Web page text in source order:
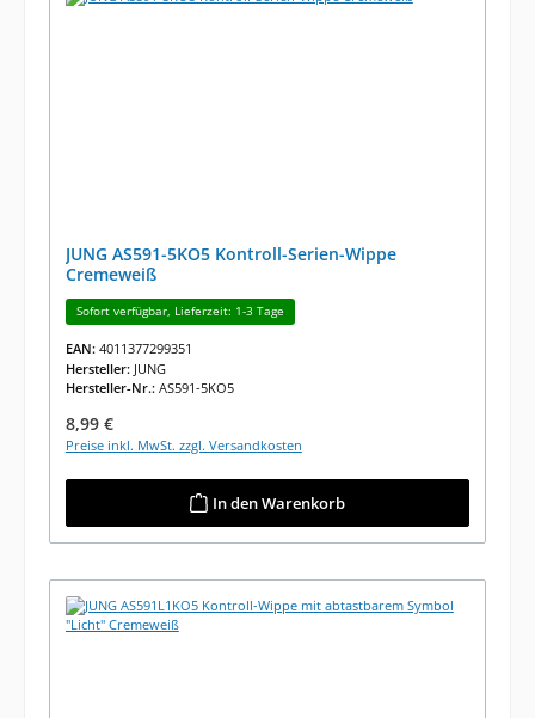
JUNG AS591-5KO5 Kontroll-Serien-Wippe
Cremeweiß
Sofort verfügbar, Lieferzeit: 1-3 Tage
EAN: 4011377299351
Hersteller: JUNG
Hersteller-Nr.: AS591-5KO5
Regulärer Preis:
8,99 €
Preise inkl. MwSt. zzgl. Versandkosten
In den Warenkorb